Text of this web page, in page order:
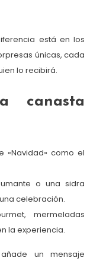
está en los
únicas, cada
lo recibirá.
canasta
«Navidad» como el
o una sidra
celebración.
mermeladas
la experiencia.
un mensaje